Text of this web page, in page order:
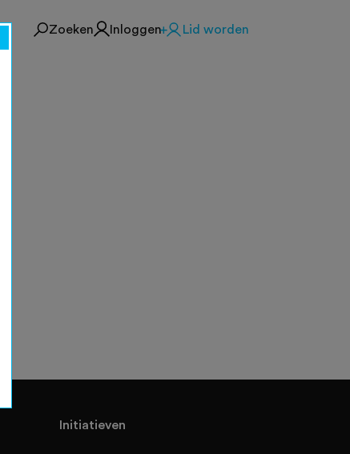
Lid worden
Inloggen
Zoeken
Initiatieven